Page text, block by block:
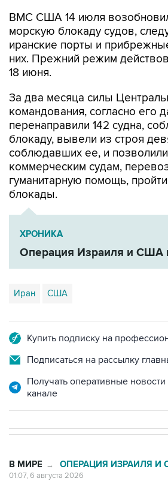
ВМС США 14 июля
морскую блокаду судов,
иранские порты и
них. Прежний режим
18 июня.
За два месяца силы
командования, согласно его
перенаправили 142 судна,
блокаду, вывели из строя
соблюдавших ее, и
коммерческим судам,
гуманитарную помощь,
блокады.
ХРОНИКА
Операция Израиля и США
Иран США
Купить подписку на
Подписаться на рассылку
Получать оперативные
канале
В МИРЕ → ОПЕРАЦИЯ ИЗРАИЛЯ И
01:07, 6 августа 2026